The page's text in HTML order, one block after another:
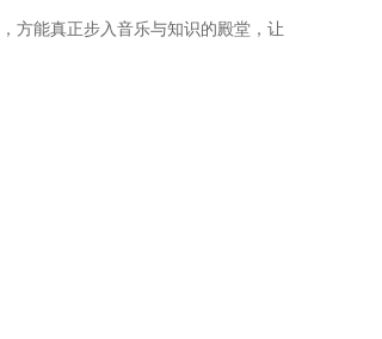
方能真正步入音乐与知识的殿堂，让